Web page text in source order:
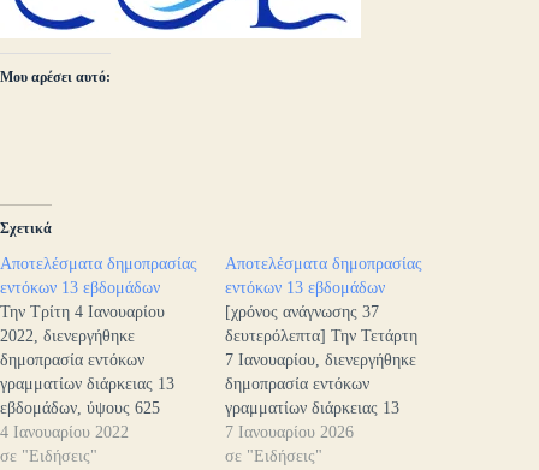
Μου αρέσει αυτό:
Σχετικά
Αποτελέσματα δημοπρασίας
εντόκων 13 εβδομάδων
Την Τρίτη 4 Ιανουαρίου
2022, διενεργήθηκε
δημοπρασία εντόκων
γραμματίων διάρκειας 13
εβδομάδων, ύψους 625
εκατομμυρίων Ευρώ. Η
απόδοση διαμορφώθηκε στο
4 Ιανουαρίου 2022
σε "Ειδήσεις"
Αποτελέσματα δημοπρασίας
εντόκων 13 εβδομάδων
[χρόνος ανάγνωσης 37
δευτερόλεπτα] Την Τετάρτη
7 Ιανουαρίου, διενεργήθηκε
δημοπρασία εντόκων
γραμματίων διάρκειας 13
εβδομάδων, ύψους 400
εκατομμυρίων ευρώ. Η
7 Ιανουαρίου 2026
σε "Ειδήσεις"